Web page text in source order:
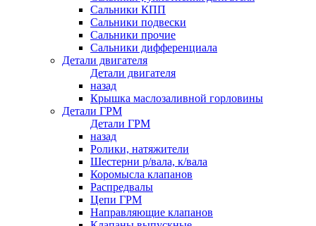
Сальники КПП
Сальники подвески
Сальники прочие
Сальники дифференциала
Детали двигателя
Детали двигателя
назад
Крышка маслозаливной горловины
Детали ГРМ
Детали ГРМ
назад
Ролики, натяжители
Шестерни р/вала, к/вала
Коромысла клапанов
Распредвалы
Цепи ГРМ
Направляющие клапанов